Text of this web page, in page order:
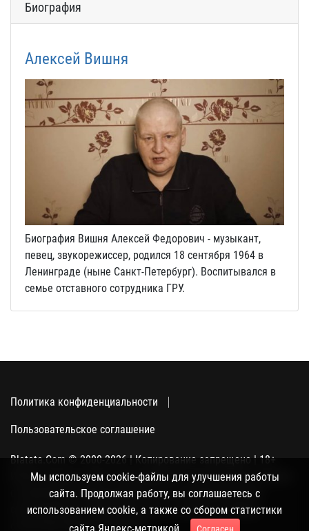
Биография
Алексей Вишня
Биография Вишня Алексей Федорович - музыкант,
певец, звукорежиссер, родился 18 сентября 1964 в
Ленинграде (ныне Санкт-Петербург). Воспитывался в
семье отставного сотрудника ГРУ.
Политика конфиденциальности
Пользовательское соглашение
Blatata.Com © 2000-2026 | Копирование запрещено | 18+
Использование сайта подразумевает ваше полное согласие
с политикой конфиденциальности, пользовательским
соглашением и поддержкой куки, а также со сбором
статистики Яндекс-метрикой.
Мы используем cookie-файлы для улучшения работы
сайта. Продолжая работу, вы соглашаетесь с
использованием cookie, а также со сбором статистики